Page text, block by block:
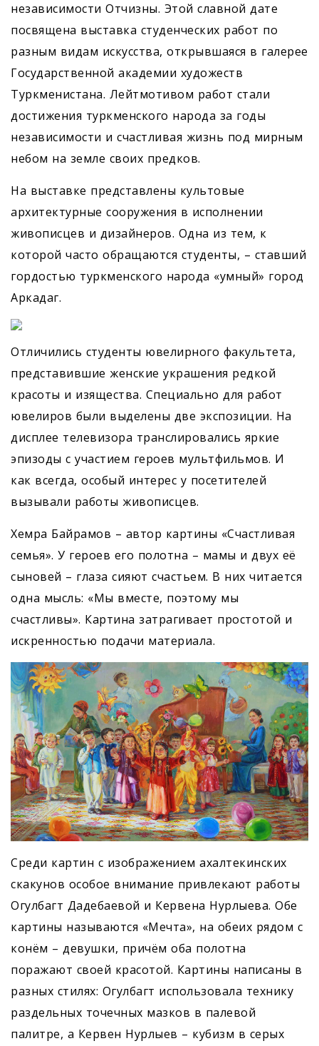
независимости Отчизны. Этой славной дате
посвящена выставка студенческих работ по
разным видам искусства, открывшаяся в галерее
Государственной академии художеств
Туркменистана. Лейтмотивом работ стали
достижения туркменского народа за годы
независимости и счастливая жизнь под мирным
небом на земле своих предков.
На выставке представлены культовые
архитектурные сооружения в исполнении
живописцев и дизайнеров. Одна из тем, к
которой часто обращаются студенты, – ставший
гордостью туркменского народа «умный» город
Аркадаг.
Отличились студенты ювелирного факультета,
представившие женские украшения редкой
красоты и изящества. Специально для работ
ювелиров были выделены две экспозиции. На
дисплее телевизора транслировались яркие
эпизоды с участием героев мультфильмов. И
как всегда, особый интерес у посетителей
вызывали работы живописцев.
Хемра Байрамов – автор картины «Счастливая
семья». У героев его полотна – мамы и двух её
сыновей – глаза сияют счастьем. В них читается
одна мысль: «Мы вместе, поэтому мы
счастливы». Картина затрагивает простотой и
искренностью подачи материала.
Среди картин с изображением ахалтекинских
скакунов особое внимание привлекают работы
Огулбагт Дадебаевой и Кервена Нурлыева. Обе
картины называются «Мечта», на обеих рядом с
конём – девушки, причём оба полотна
поражают своей красотой. Картины написаны в
разных стилях: Огулбагт использовала технику
раздельных точечных мазков в палевой
палитре, а Кервен Нурлыев – кубизм в серых